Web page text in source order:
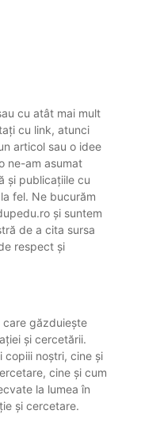
cu atât mai mult
cu link, atunci
articol sau o idee
ne-am asumat
și publicațiile cu
fel. Ne bucurăm
și suntem
de a cita sursa
respect și
care găzduiește
și cercetării.
copiii noștri, cine și
cine și cum
la lumea în
și cercetare.